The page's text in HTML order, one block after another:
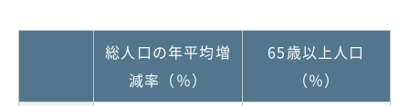
総人口の年平均増
減率（％）
65歳以上人口
（％）